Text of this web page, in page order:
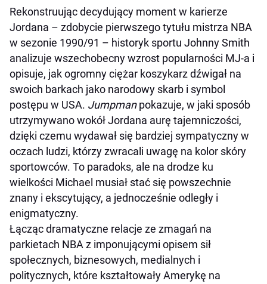
Rekonstruując decydujący moment w karierze
Jordana – zdobycie pierwszego tytułu mistrza NBA
w sezonie 1990/91 – historyk sportu Johnny Smith
analizuje wszechobecny wzrost popularności MJ-a i
opisuje, jak ogromny ciężar koszykarz dźwigał na
swoich barkach jako narodowy skarb i symbol
postępu w USA. Jumpmanpokazuje, w jaki sposób
utrzymywano wokół Jordana aurę tajemniczości,
dzięki czemu wydawał się bardziej sympatyczny w
oczach ludzi, którzy zwracali uwagę na kolor skóry
sportowców. To paradoks, ale na drodze ku
wielkości Michael musiał stać się powszechnie
znany i ekscytujący, a jednocześnie odległy i
enigmatyczny.
Łącząc dramatyczne relacje ze zmagań na
parkietach NBA z imponującymi opisem sił
społecznych, biznesowych, medialnych i
politycznych, które kształtowały Amerykę na